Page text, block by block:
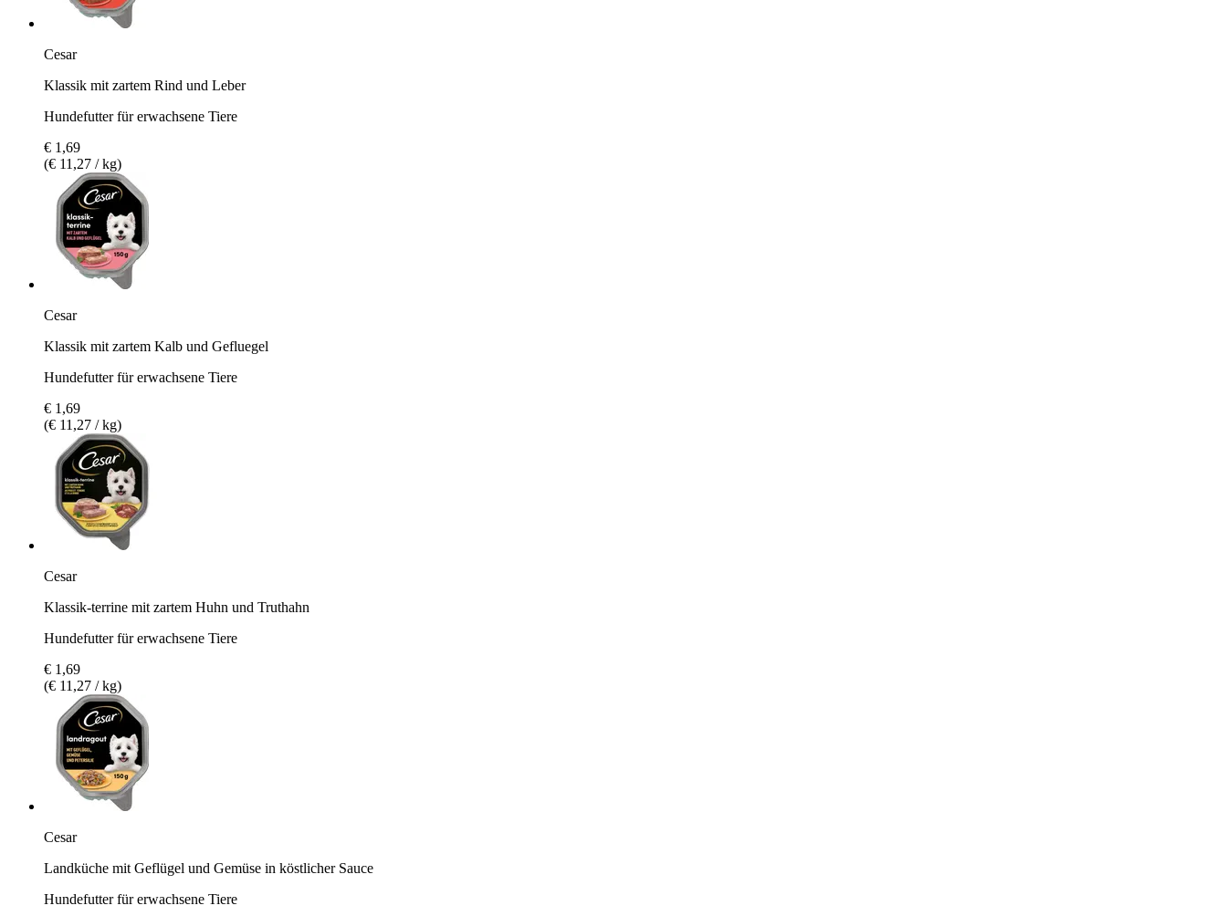
Cesar
Klassik mit zartem Rind und Leber
Hundefutter für erwachsene Tiere
€ 1,69
(€ 11,27 / kg)
Cesar
Klassik mit zartem Kalb und Gefluegel
Hundefutter für erwachsene Tiere
€ 1,69
(€ 11,27 / kg)
Cesar
Klassik-terrine mit zartem Huhn und Truthahn
Hundefutter für erwachsene Tiere
€ 1,69
(€ 11,27 / kg)
Cesar
Landküche mit Geflügel und Gemüse in köstlicher Sauce
Hundefutter für erwachsene Tiere